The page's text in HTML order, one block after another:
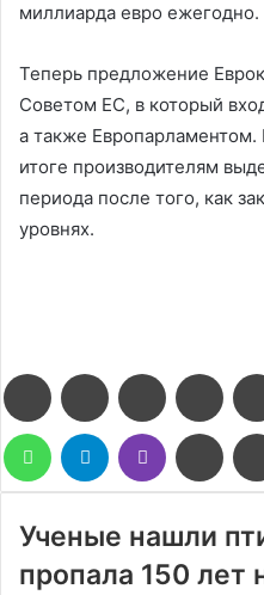
миллиарда евро ежегодно.
Теперь предложение
Советом ЕС, в который
а также
итоге производителям
периода после того, как
уровнях.
FacebookTwitter LinkedIn
WhatsAppTelegram Viber
через
Ученые нашли
пропала 150 лет